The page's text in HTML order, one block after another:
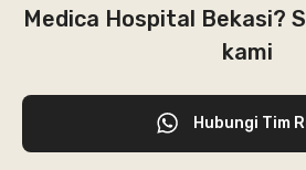
Medica Hospital Bekasi?
kami
Hubungi Tim